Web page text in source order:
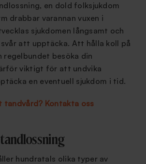
en dold folksjukdom
drabbar varannan vuxen i
sjukdomen långsamt och
att upptäcka. Att hålla koll på
regelbundet besöka din
viktigt för att undvika
en eventuell sjukdom i tid.
tandvård? Kontakta oss
hundratals olika typer av